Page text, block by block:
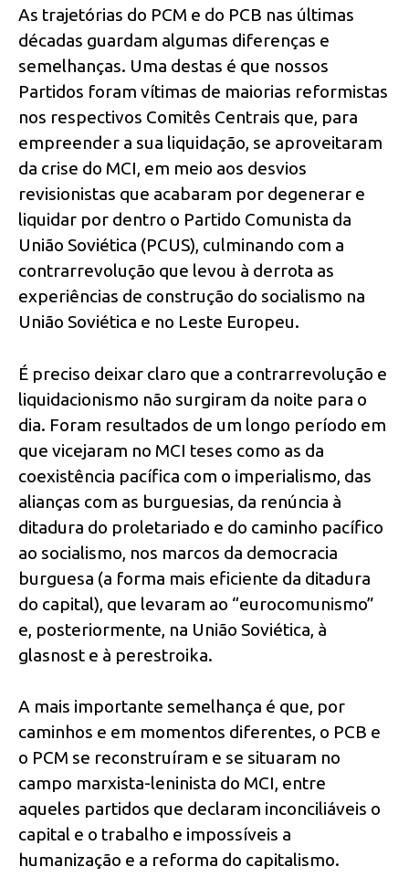
As trajetórias do PCM e do PCB nas últimas
décadas guardam algumas diferenças e
semelhanças. Uma destas é que nossos
Partidos foram vítimas de maiorias reformistas
nos respectivos Comitês Centrais que, para
empreender a sua liquidação, se aproveitaram
da crise do MCI, em meio aos desvios
revisionistas que acabaram por degenerar e
liquidar por dentro o Partido Comunista da
União Soviética (PCUS), culminando com a
contrarrevolução que levou à derrota as
experiências de construção do socialismo na
União Soviética e no Leste Europeu.
É preciso deixar claro que a contrarrevolução e
liquidacionismo não surgiram da noite para o
dia. Foram resultados de um longo período em
que vicejaram no MCI teses como as da
coexistência pacífica com o imperialismo, das
alianças com as burguesias, da renúncia à
ditadura do proletariado e do caminho pacífico
ao socialismo, nos marcos da democracia
burguesa (a forma mais eficiente da ditadura
do capital), que levaram ao “eurocomunismo”
e, posteriormente, na União Soviética, à
glasnost e à perestroika.
A mais importante semelhança é que, por
caminhos e em momentos diferentes, o PCB e
o PCM se reconstruíram e se situaram no
campo marxista-leninista do MCI, entre
aqueles partidos que declaram inconciliáveis o
capital e o trabalho e impossíveis a
humanização e a reforma do capitalismo.